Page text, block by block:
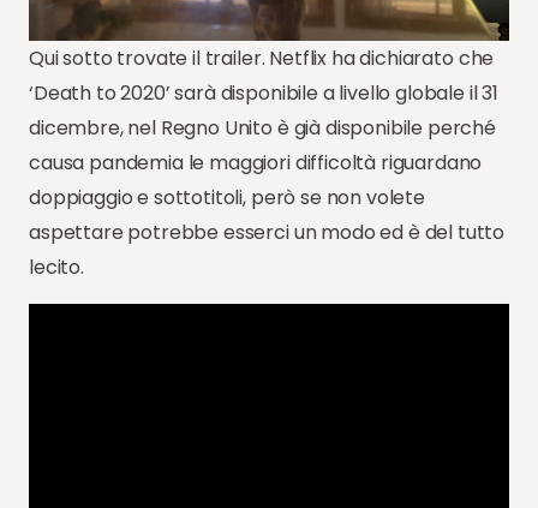
Qui sotto trovate il trailer. Netflix ha dichiarato che
‘Death to 2020’ sarà disponibile a livello globale il 31
dicembre, nel Regno Unito è già disponibile perché
causa pandemia le maggiori difficoltà riguardano
doppiaggio e sottotitoli, però se non volete
aspettare potrebbe esserci un modo ed è del tutto
lecito.